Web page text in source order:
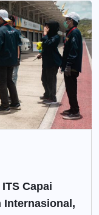
Capai
Internasional,